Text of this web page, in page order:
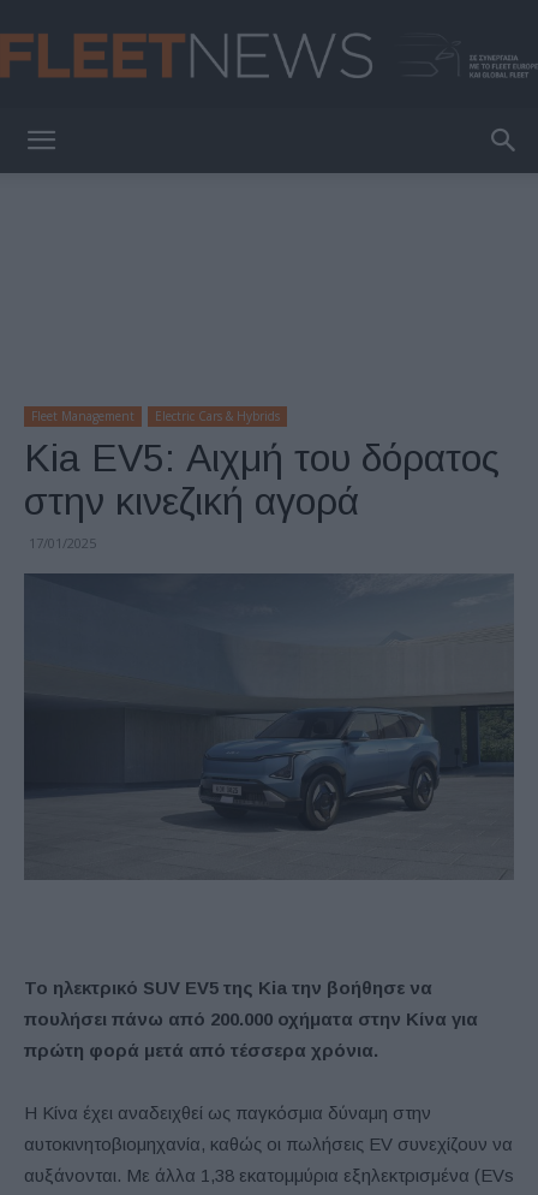
Fleet Management Electric Cars & Hybrids
Kia EV5: Αιχμή του δόρατος
στην κινεζική αγορά
17/01/2025
Το ηλεκτρικό SUV EV5 της Kia την βοήθησε να
πουλήσει πάνω από 200.000 οχήματα στην Κίνα για
πρώτη φορά μετά από τέσσερα χρόνια.
Η Κίνα έχει αναδειχθεί ως παγκόσμια δύναμη στην
αυτοκινητοβιομηχανία, καθώς οι πωλήσεις EV συνεχίζουν να
αυξάνονται. Με άλλα 1,38 εκατομμύρια εξηλεκτρισμένα (EVs